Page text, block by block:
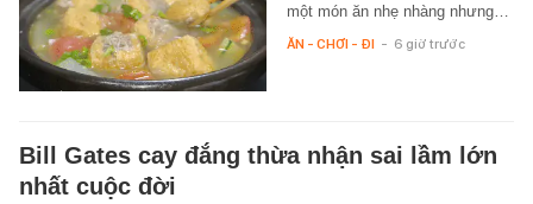
một món ăn nhẹ nhàng nhưng…
ĂN - CHƠI - ĐI - 6 giờ trước
Bill Gates cay đắng thừa nhận sai lầm lớn
nhất cuộc đời